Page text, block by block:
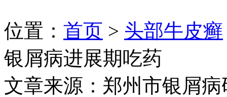
位置： 首页 > 头部牛皮癣
银屑病进展期吃药
文章来源：郑州市银屑病